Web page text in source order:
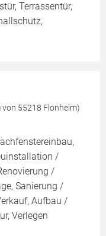
Terrassentür,
von 55218 Flonheim)
/
/
Sanierung /
Aufbau /
Verlegen